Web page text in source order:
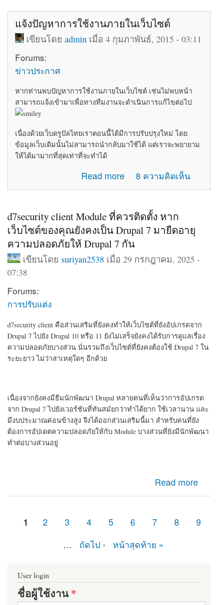
แจ้งปัญหาการใช้งานภายในเว็บไซต์
เขียนโดยadmin เมื่อ 4 กุมภาพันธ์, 2015 - 03:11
Forums:
ข่าวประกาศ
หากท่านพบปัญหาการใช้งานภายในเว็บไซต์ เช่นไม่พบหน้า
สามารถแจ้งเข้ามาเพื่อทางทีมงานจะดำเนินการแก้ไขต่อไป
เนื่องด้วยเว็บดรูปัลไทยเราตอนนี้ได้มีการปรับปรุงใหม่ โดย
ข้อมูลเว็บเดิมนั้นไม่สามารถนำกลับมาใช้ได้ แต่เราจะพยายาม
ให้ได้มามากที่สุดเท่าที่จะทำได้
Read more
about แจ้งปัญหาการใช้งานภายในเว็บไซต์8 ความคิดเห็น
d7security client Module ที่ควรติดตั้ง หาก
เว็บไซต์ของคุณยังคงเป็น Drupal 7 มายืดอายุ
ความปลอดภัยให้ Drupal 7 กัน
เขียนโดย suriyan2538 เมื่อ 29 กรกฎาคม, 2025 -
07:38
Forums:
การปรับแต่ง
d7security client คือส่วนเสริมที่ยังคงทำให้เว็บไซต์ที่ยังอัปเกรดจาก
Drupal 7 ไปยัง Drupal 10 หรือ 11 ยังไม่เสร็จยังคงได้รับการดูแลเรื่อง
ความปลอดภัยบางส่วน นั่นรวมถึงเว็บไซต์ที่ยังคงต้องใช้ Drupal 7 ใน
ระยะยาว ไม่ว่าสาเหตุใดๆ อีกด้วย
เนื่องจากยังคงมีธีมนักพัฒนา Drupal หลายคนที่เห็นว่าการอัปเกรด
จาก Drupal 7 ไปยังเวอร์ชันที่ทันสมัยกว่าทำได้ยาก ใช้เวลานาน และ
มีงบประมาณค่อนข้างสูง จึงได้ออกส่วนเสริมนี้มา สำหรับคนที่ยัง
ต้องการอัปเดตความปลอดภัยให้กับ Module บางส่วนที่ยังมีนักพัฒนา
ทำต่อบางส่วนอยู่
Read more
about d7security client Module ที่ควรติดตั้ง หากเว็บไซต์
ของคุณยังคงเป็น Drupal 7 มายืดอายุความปลอดภัยให้
1 2 3 4 5 6 7 8
9
…
ถัดไป › หน้าสุดท้าย »
User login
ชื่อผู้ใช้งาน*